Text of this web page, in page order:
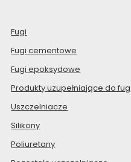
Fugi
Fugi cementowe
Fugi epoksydowe
Produkty uzupełniające do fug
Uszczelniacze
Silikony
Poliuretany